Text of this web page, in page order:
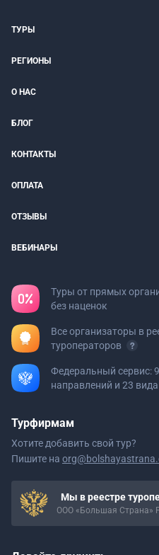
ТУРЫ
РЕГИОНЫ
О НАС
БЛОГ
КОНТАКТЫ
ОПЛАТА
ОТЗЫВЫ
ВЕБИНАРЫ
Туры от прямых
без наценок
Все организаторы в
туроператоров
Федеральный сервис:
направлений и 23
Турфирмам
Хотите добавить свой тур?
Пишите на
Мы в реестре
ООО «Большая Страна»